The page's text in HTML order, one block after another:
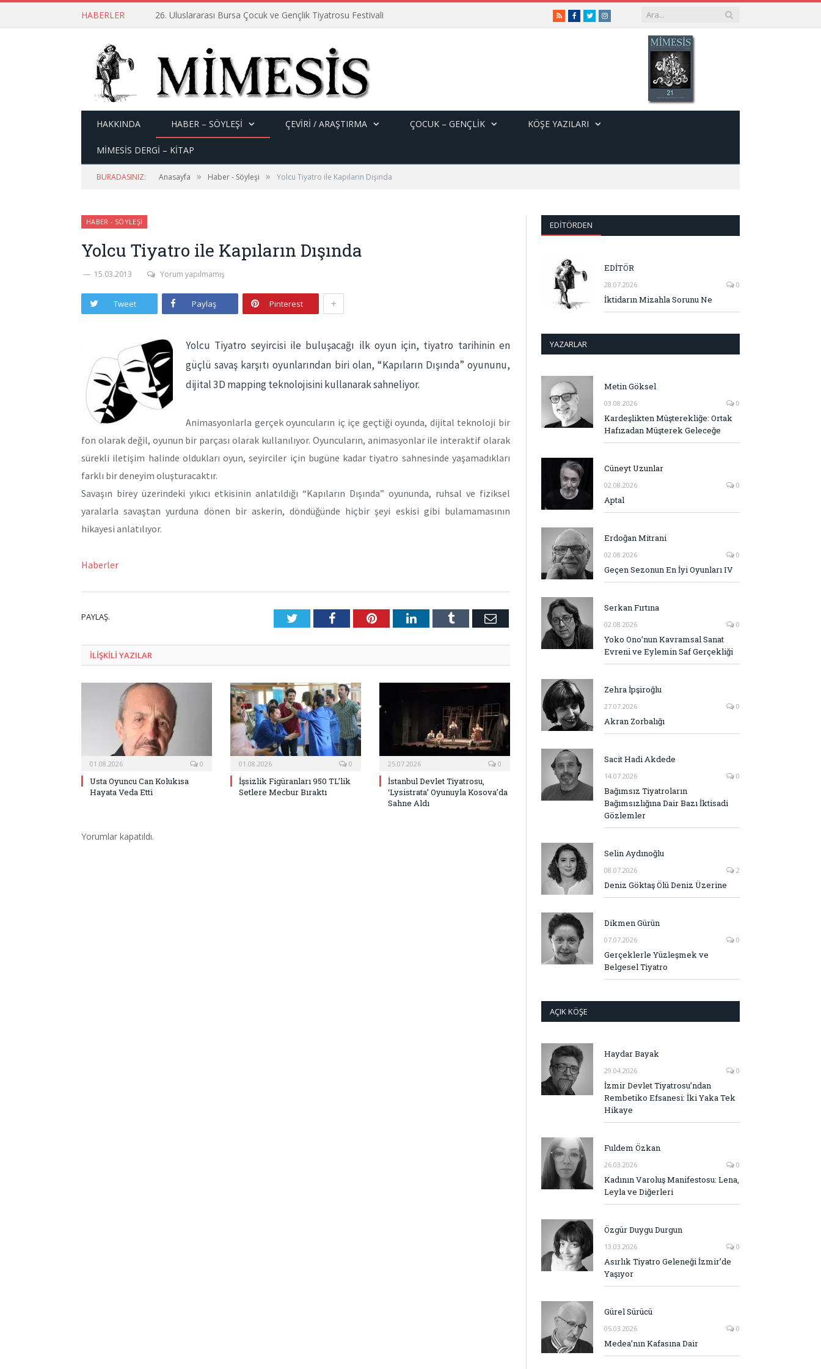
HABERLER 26. Uluslararası Bursa Çocuk ve Gençlik Tiyatrosu Festivali RSSFacebook
TwitterInstagram
HAKKINDA HABER – SÖYLEŞI ÇEVİRİ / ARAŞTIRMA ÇOCUK – GENÇLIK KÖŞE YAZILARI
MİMESİS DERGİ – KİTAP
BURADASINIZ: Anasayfa » Haber - Söyleşi » Yolcu Tiyatro ile Kapıların Dışında
HABER - SÖYLEŞI
Yolcu Tiyatro ile Kapıların Dışında
15.03.2013 Yorum yapılmamış
Tweet Paylaş Pinterest +
Yolcu Tiyatro seyircisi ile buluşacağı ilk oyun için, tiyatro tarihinin en
güçlü savaş karşıtı oyunlarından biri olan, “Kapıların Dışında” oyununu,
dijital 3D mapping teknolojisini kullanarak sahneliyor.
Animasyonlarla gerçek oyuncuların iç içe geçtiği oyunda, dijital teknoloji bir
fon olarak değil, oyunun bir parçası olarak kullanılıyor. Oyuncuların, animasyonlar ile interaktif olarak
sürekli iletişim halinde oldukları oyun, seyirciler için bugüne kadar tiyatro sahnesinde yaşamadıkları
farklı bir deneyim oluşturacaktır.
Savaşın birey üzerindeki yıkıcı etkisinin anlatıldığı “Kapıların Dışında” oyununda, ruhsal ve fiziksel
yaralarla savaştan yurduna dönen bir askerin, döndüğünde hiçbir şeyi eskisi gibi bulamamasının
hikayesi anlatılıyor.
Haberler
PAYLAŞ. TwitterFacebookPinterestLinkedInTumblr E-
ILIŞKILI YAZILAR
01.08.2026 0
Usta Oyuncu Can Kolukısa
Hayata Veda Etti
01.08.2026 0
İşsizlik Figüranları 950 TL’lik
Setlere Mecbur Bıraktı
25.07.2026 0
İstanbul Devlet Tiyatrosu,
‘Lysistrata’ Oyunuyla Kosova’da
Sahne Aldı
Yorumlar kapatıldı.
EDITÖRDEN
EDİTÖR
28.07.2026 0
İktidarın Mizahla Sorunu Ne
YAZARLAR
Metin Göksel
03.08.2026 0
Kardeşlikten Müşterekliğe: Ortak
Hafızadan Müşterek Geleceğe
Cüneyt Uzunlar
02.08.2026 0
Aptal
Erdoğan Mitrani
02.08.2026 0
Geçen Sezonun En İyi Oyunları IV
Serkan Fırtına
02.08.2026 0
Yoko Ono’nun Kavramsal Sanat
Evreni ve Eylemin Saf Gerçekliği
Zehra İpşiroğlu
27.07.2026 0
Akran Zorbalığı
Sacit Hadi Akdede
14.07.2026 0
Bağımsız Tiyatroların
Bağımsızlığına Dair Bazı İktisadi
Gözlemler
Selin Aydınoğlu
08.07.2026 2
Deniz Göktaş Ölü Deniz Üzerine
Dikmen Gürün
07.07.2026 0
Gerçeklerle Yüzleşmek ve
Belgesel Tiyatro
AÇIK KÖŞE
Haydar Bayak
29.04.2026 0
İzmir Devlet Tiyatrosu’ndan
Rembetiko Efsanesi: İki Yaka Tek
Hikaye
Fuldem Özkan
26.03.2026 0
Kadının Varoluş Manifestosu: Lena,
Leyla ve Diğerleri
Özgür Duygu Durgun
13.03.2026 0
Asırlık Tiyatro Geleneği İzmir’de
Yaşıyor
Gürel Sürücü
05.03.2026 0
Medea’nın Kafasına Dair